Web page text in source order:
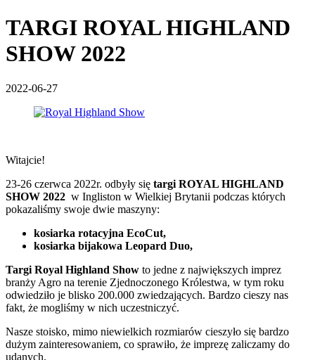
TARGI ROYAL HIGHLAND
SHOW 2022
2022-06-27
Witajcie!
23-26 czerwca 2022r. odbyły się targi ROYAL HIGHLAND
SHOW 2022 w Ingliston w Wielkiej Brytanii podczas których
pokazaliśmy swoje dwie maszyny:
kosiarka rotacyjna EcoCut,
kosiarka bijakowa Leopard Duo,
Targi Royal Highland Show to jedne z największych imprez
branży Agro na terenie Zjednoczonego Królestwa, w tym roku
odwiedziło je blisko 200.000 zwiedzających. Bardzo cieszy nas
fakt, że mogliśmy w nich uczestniczyć.
Nasze stoisko, mimo niewielkich rozmiarów cieszyło się bardzo
dużym zainteresowaniem, co sprawiło, że imprezę zaliczamy do
udanych.